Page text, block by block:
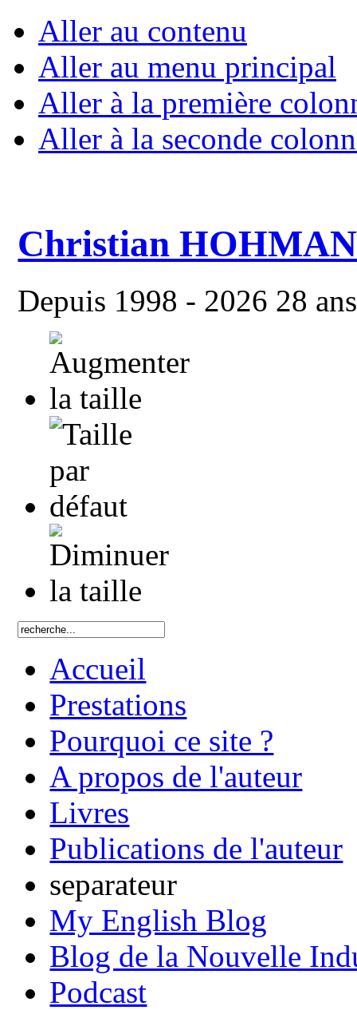
Aller au contenu
Aller au menu principal
Aller à la première
Aller à la seconde
Christian
Depuis 1998 - 2026 28
Accueil
Prestations
Pourquoi ce site ?
A propos de l'auteur
Livres
Publications de l'auteur
separateur
My English Blog
Blog de la Nouvelle
Podcast